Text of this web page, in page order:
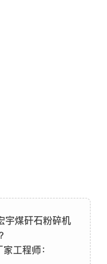
宇煤矸石粉碎机
工程师：